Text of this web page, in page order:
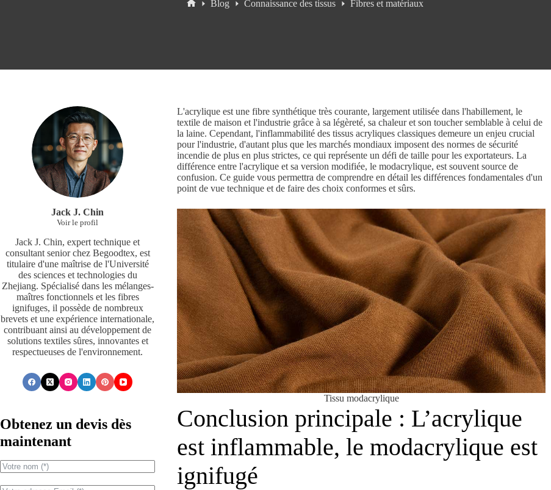
Blog Connaissance des tissus Fibres et matériaux
L'acrylique est une fibre synthétique très courante, largement utilisée dans l'habillement, le
textile de maison et l'industrie grâce à sa légèreté, sa chaleur et son toucher semblable à celui de
la laine. Cependant, l'inflammabilité des tissus acryliques classiques demeure un enjeu crucial
pour l'industrie, d'autant plus que les marchés mondiaux imposent des normes de sécurité
incendie de plus en plus strictes, ce qui représente un défi de taille pour les exportateurs. La
différence entre l'acrylique et sa version modifiée, le modacrylique, est souvent source de
confusion. Ce guide vous permettra de comprendre en détail les différences fondamentales d'un
point de vue technique et de faire des choix conformes et sûrs.
Tissu modacrylique
Conclusion principale : L’acrylique
est inflammable, le modacrylique est
ignifugé
Jack J. Chin
Voir le profil
Jack J. Chin, expert technique et
consultant senior chez Begoodtex, est
titulaire d'une maîtrise de l'Université
des sciences et technologies du
Zhejiang. Spécialisé dans les mélanges-
maîtres fonctionnels et les fibres
ignifuges, il possède de nombreux
brevets et une expérience internationale,
contribuant ainsi au développement de
solutions textiles sûres, innovantes et
respectueuses de l'environnement.
Obtenez un devis dès
maintenant